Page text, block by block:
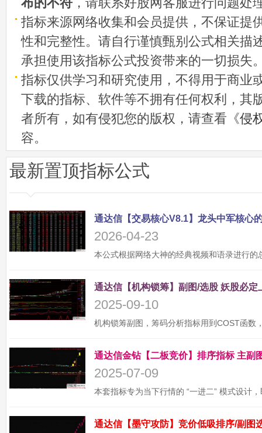
指标来源网络收集和会员提供，不保证提
性和完整性。请自行谨慎甄别公式相关描
承担使用该指标公式投资带来的一切损失
指标仅供学习和研究使用，不得用于商业
下载的指标、软件等不拥有任何权利，其
者所有，如有侵犯您的版权，请查看《侵
容。
最新置顶指标公式
2026-04-23
2025-09-10
2025-07-09